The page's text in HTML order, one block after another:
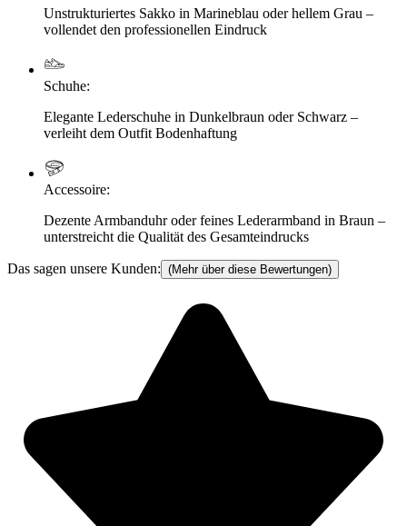
Unstrukturiertes Sakko in Marineblau oder hellem Grau –
vollendet den professionellen Eindruck
Schuhe:
Elegante Lederschuhe in Dunkelbraun oder Schwarz –
verleiht dem Outfit Bodenhaftung
Accessoire:
Dezente Armbanduhr oder feines Lederarmband in Braun –
unterstreicht die Qualität des Gesamteindrucks
Das sagen unsere Kunden: (Mehr über diese Bewertungen)